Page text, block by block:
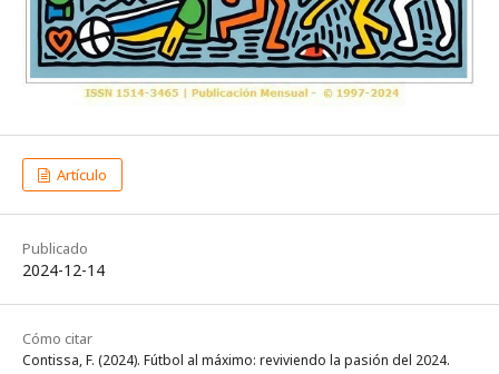
Artículo
Publicado
2024-12-14
Cómo citar
Contissa, F. (2024). Fútbol al máximo: reviviendo la pasión del 2024.